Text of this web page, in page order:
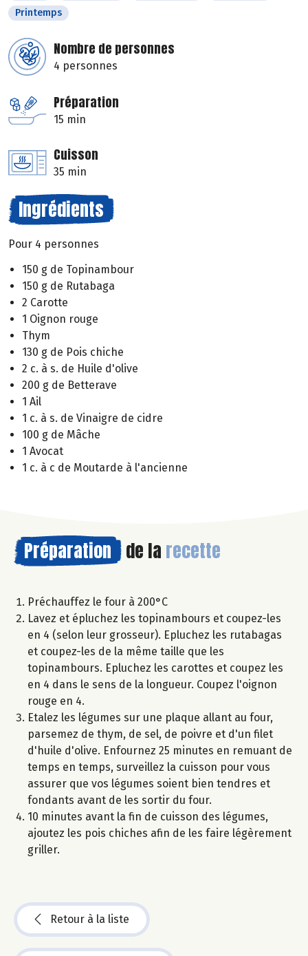
Printemps
Nombre de personnes
4 personnes
Préparation
15 min
Cuisson
35 min
Ingrédients
Pour 4 personnes
150 g de Topinambour
150 g de Rutabaga
2 Carotte
1 Oignon rouge
Thym
130 g de Pois chiche
2 c. à s. de Huile d'olive
200 g de Betterave
1 Ail
1 c. à s. de Vinaigre de cidre
100 g de Mâche
1 Avocat
1 c. à c de Moutarde à l'ancienne
Préparation de la recette
Préchauffez le four à 200°C
Lavez et épluchez les topinambours et coupez-les
en 4 (selon leur grosseur). Epluchez les rutabagas
et coupez-les de la même taille que les
topinambours. Epluchez les carottes et coupez les
en 4 dans le sens de la longueur. Coupez l'oignon
rouge en 4.
Etalez les légumes sur une plaque allant au four,
parsemez de thym, de sel, de poivre et d'un filet
d'huile d'olive. Enfournez 25 minutes en remuant de
temps en temps, surveillez la cuisson pour vous
assurer que vos légumes soient bien tendres et
fondants avant de les sortir du four.
10 minutes avant la fin de cuisson des légumes,
ajoutez les pois chiches afin de les faire légèrement
griller.
Retour à la liste